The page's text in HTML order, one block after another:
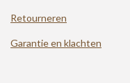
Retourneren
Garantie en klachten